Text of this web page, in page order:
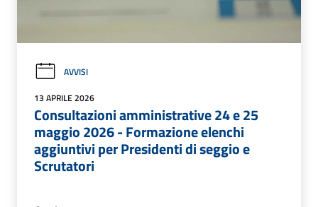
AVVISI
13 APRILE 2026
Consultazioni amministrative 24 e 25
maggio 2026 - Formazione elenchi
aggiuntivi per Presidenti di seggio e
Scrutatori